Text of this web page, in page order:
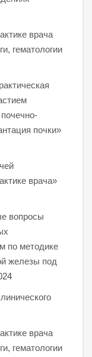
врача
гематологии
почки»
врача»
вопросы
по методике
железы под
врача
гематологии